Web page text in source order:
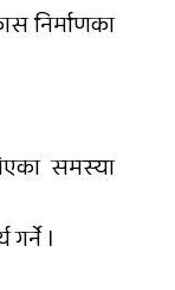
निर्माणका
समस्या
।